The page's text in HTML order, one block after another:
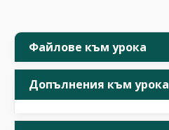
Файлове към урока
Допълнения към урока